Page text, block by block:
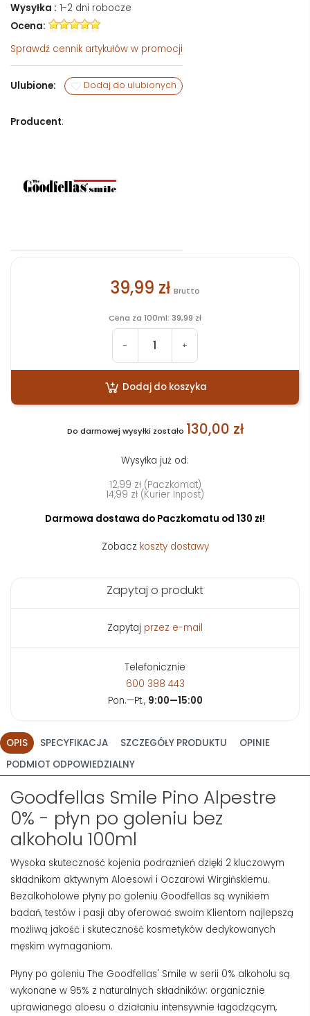
Wysyłka : 1-2 dni robocze
Ocena:
Sprawdź cennik artykułów w promocji
Ulubione: Dodaj do ulubionych
Producent:
39,99 zł Brutto
Cena za 100ml: 39,99 zł
- +
Dodaj do koszyka
Do darmowej wysyłki zostało 130,00 zł
Wysyłka już od:
12,99 zł (Paczkomat)
14,99 zł (Kurier Inpost)
Darmowa dostawa do Paczkomatu od 130 zł!
Zobacz koszty dostawy
Zapytaj o produkt
Zapytaj przez e-mail
Telefonicznie
600 388 443
Pon.—Pt., 9:00—15:00
OPIS SPECYFIKACJA SZCZEGÓŁY PRODUKTU
OPINIE
PODMIOT ODPOWIEDZIALNY
Goodfellas Smile Pino Alpestre
0% - płyn po goleniu bez
alkoholu 100ml
Wysoka skuteczność kojenia podrażnień dzięki 2 kluczowym
składnikom aktywnym Aloesowi i Oczarowi Wirgińskiemu.
Bezalkoholowe płyny po goleniu Goodfellas są wynikiem
badań, testów i pasji aby oferować swoim Klientom najlepszą
możliwą jakość i skuteczność kosmetyków dedykowanych
męskim wymaganiom.
Płyny po goleniu The Goodfellas' Smile w serii 0% alkoholu są
wykonane w 95% z naturalnych składników: organicznie
uprawianego aloesu o działaniu intensywnie łagodzącym,